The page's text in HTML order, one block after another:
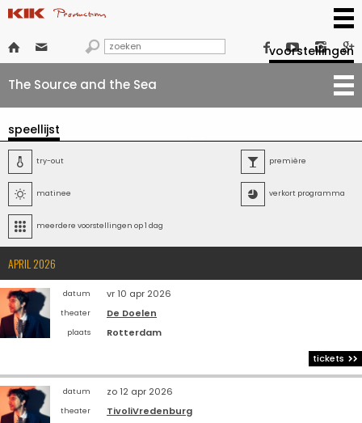
      
voorstellingen
The Source and the Sea
speellijst
 try-out  première
 matinee  verkort programma
 meerdere voorstellingen op 1 dag
APRIL 2026
datum vr 10 apr 2026
theater De Doelen
plaats
Rotterdam
tickets
datum zo 12 apr 2026
theater TivoliVredenburg